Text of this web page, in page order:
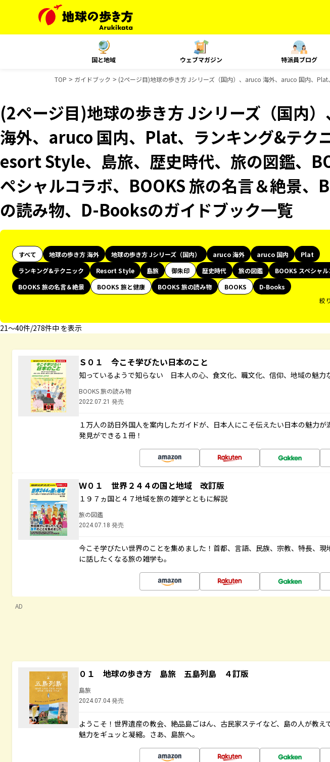
国と地域 ウェブマガジン 特派員ブログ
TOP ガイドブック (2ページ目)地球の歩き方 Jシリーズ（国内）、aruco 海外、aruco 国内、
(2ページ目)地球の歩き方 Jシリーズ（国内
海外、aruco 国内、Plat、ランキング&テク
esort Style、島旅、歴史時代、旅の図鑑、
ペシャルコラボ、BOOKS 旅の名言＆絶景、
の読み物、D-Booksのガイドブック一覧
すべて 地球の歩き方 海外 地球の歩き方 Jシリーズ（国内） aruco 海外 aruco 国内
Plat
ランキング&テクニック
Resort Style 島旅 御朱印 歴史時代 旅の図鑑
BOOKS スペシャ
BOOKS 旅の名言＆絶景
BOOKS 旅と健康 BOOKS 旅の読み物 BOOKS
D-Books
絞
21〜40件/278件中 を表示
Ｓ０１ 今こそ学びたい日本のこと
知っているようで知らない 日本人の心、食文化、職文化、信仰、地域の魅力
BOOKS 旅の読み物
2022.07.21 発売
１万人の訪日外国人を案内したガイドが、日本人にこそ伝えたい日本の魅力が
発見ができる１冊！
Ｗ０１ 世界２４４の国と地域 改訂版
１９７ヵ国と４７地域を旅の雑学とともに解説
旅の図鑑
2024.07.18 発売
今こそ学びたい世界のことを集めました！首都、言語、民族、宗教、特長、現
に話したくなる旅の雑学も。
AD
０１ 地球の歩き方 島旅 五島列島 ４訂版
島旅
2024.07.04 発売
ようこそ！世界遺産の教会、絶品島ごはん、古民家ステイなど、島の人が教え
魅力をギュッと凝縮。さあ、島旅へ。